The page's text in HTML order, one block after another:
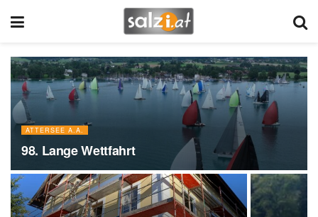
ATTERSEE A.A.
98. Lange Wettfahrt